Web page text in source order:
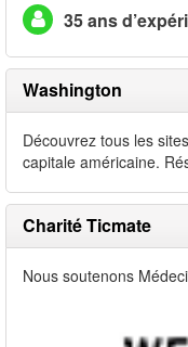
35 ans
Washington
Découvrez tous les
capitale américaine.
Charité Ticmate
Nous soutenons